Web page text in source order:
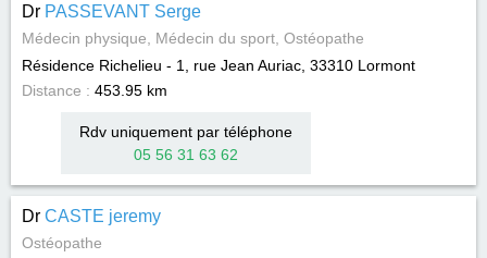
Dr PASSEVANT Serge
Médecin physique, Médecin du sport, Ostéopathe
Résidence Richelieu - 1, rue Jean Auriac, 33310 Lormont
Distance : 453.95 km
Rdv uniquement par téléphone
05 56 31 63 62
Dr CASTE jeremy
Ostéopathe